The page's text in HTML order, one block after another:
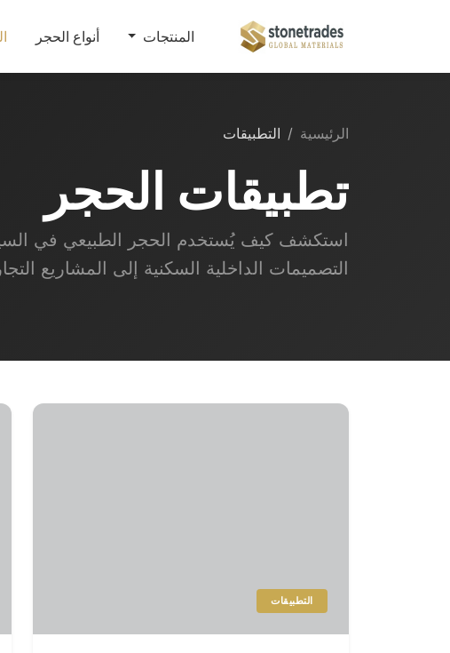
المنتجات أنواع الحجر
الرئيسية التطبيقات
تطبيقات الحجر
استكشف كيف يُستخدم الحجر الطبيعي في
التصميمات الداخلية السكنية إلى المشاريع
التطبيقات